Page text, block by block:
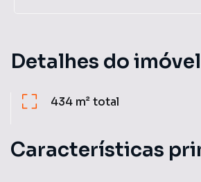
Detalhes do imóvel
434 m²total
Características